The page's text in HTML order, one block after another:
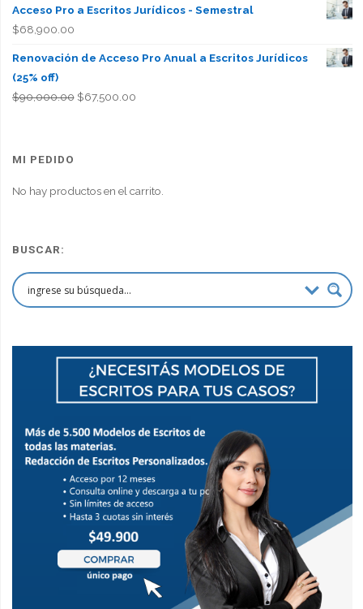
Acceso Pro a Escritos Jurídicos - Semestral
$68,900.00
Renovación de Acceso Pro Anual a Escritos Jurídicos
(25% off)
$90,000.00 El
$67,500.00El
MI PEDIDO
No hay productos en el carrito.
BUSCAR: